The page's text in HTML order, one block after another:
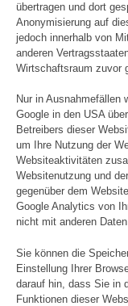
übertragen und dort
Anonymisierung auf
jedoch innerhalb von
anderen
Wirtschaftsraum zuvor
Nur in Ausnahmefällen
Google in den USA
Betreibers dieser
um Ihre Nutzung der
Websiteaktivitäten
Websitenutzung und
gegenüber dem
Google Analytics von
nicht mit anderen
Sie können die
Einstellung Ihrer
darauf hin, dass Sie in
Funktionen dieser